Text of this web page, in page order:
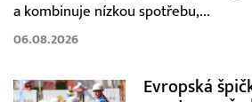
a kombinuje nízkou spotřebu,...
06.08.2026
Evropská